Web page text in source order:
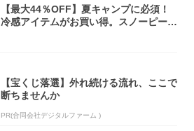
【最大44％OFF】夏キャンプに必須！
冷感アイテムがお買い得。スノーピー
【宝くじ落選】外れ続ける流れ、ここで
断ちませんか
PR(合同会社デジタルファーム )